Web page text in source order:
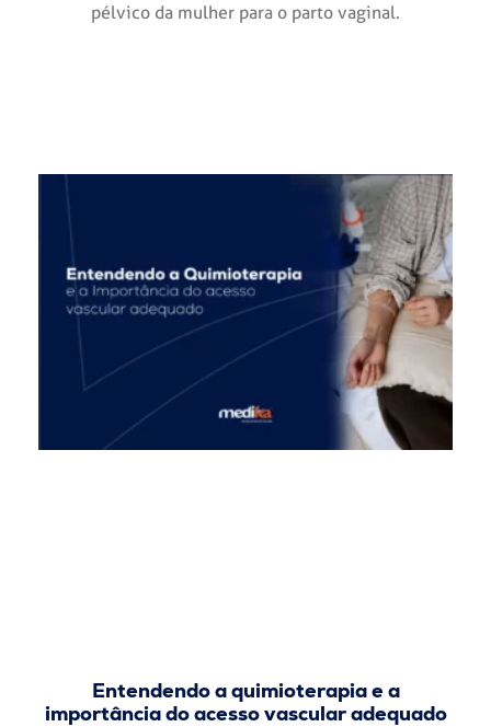
pélvico da mulher para o parto vaginal.
Entendendo a quimioterapia e a
importância do acesso vascular adequado